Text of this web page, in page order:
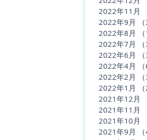
2022年11月
2022年9月
2022年8月
2022年7月
2022年6月
2022年4月
2022年2月
2022年1月
2021年12月
2021年11月
2021年10月
2021年9月